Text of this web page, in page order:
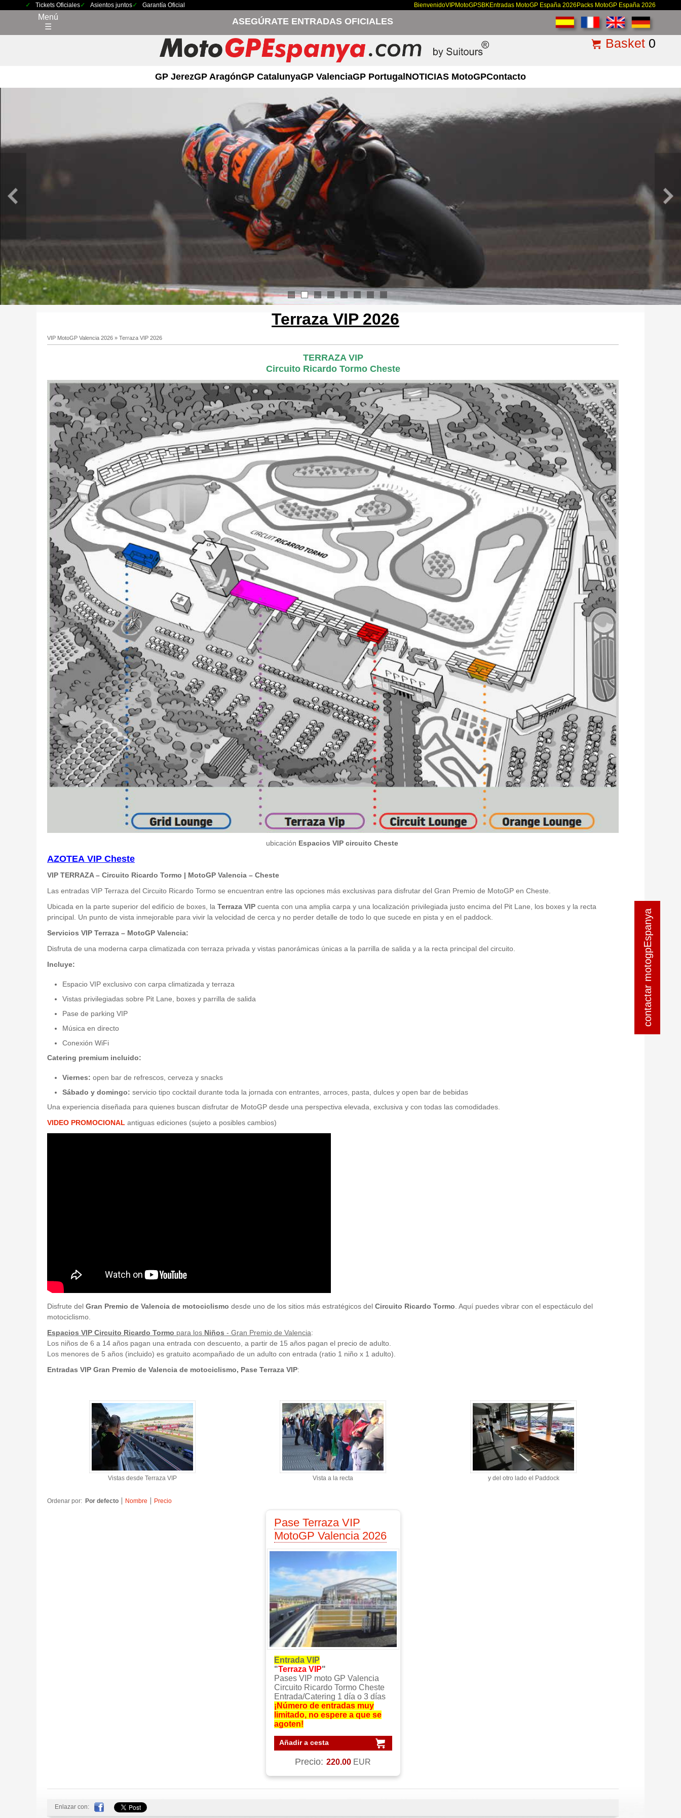
Tickets Oficiales Asientos juntos Garantía Oficial BienvenidoVIPMotoGPSBKEntradas MotoGP España 2026 Packs MotoGP España 2026
Menú
☰
ASEGÚRATE ENTRADAS OFICIALES
Basket 0
GP JerezGP AragónGP CatalunyaGP ValenciaGP PortugalNOTICIAS MotoGPContacto
1 3 4
contactar motogpEspanya
contactar motogpEspanya
Terraza VIP 2026
VIP MotoGP Valencia 2026 » Terraza VIP 2026
TERRAZA VIP
Circuito Ricardo Tormo Cheste
ubicación Espacios VIP circuito Cheste
AZOTEA VIP Cheste
VIP TERRAZA – Circuito Ricardo Tormo | MotoGP Valencia – Cheste
Las entradas VIP Terraza del Circuito Ricardo Tormo se encuentran entre las opciones más exclusivas para disfrutar del Gran Premio de MotoGP en Cheste.
Ubicada en la parte superior del edificio de boxes, la Terraza VIP cuenta con una amplia carpa y una localización privilegiada justo encima del Pit Lane, los boxes y la recta
principal. Un punto de vista inmejorable para vivir la velocidad de cerca y no perder detalle de todo lo que sucede en pista y en el paddock.
Servicios VIP Terraza – MotoGP Valencia:
Disfruta de una moderna carpa climatizada con terraza privada y vistas panorámicas únicas a la parrilla de salida y a la recta principal del circuito.
Incluye:
Espacio VIP exclusivo con carpa climatizada y terraza
Vistas privilegiadas sobre Pit Lane, boxes y parrilla de salida
Pase de parking VIP
Música en directo
Conexión WiFi
Catering premium incluido:
Viernes: open bar de refrescos, cerveza y snacks
Sábado y domingo: servicio tipo cocktail durante toda la jornada con entrantes, arroces, pasta, dulces y open bar de bebidas
Una experiencia diseñada para quienes buscan disfrutar de MotoGP desde una perspectiva elevada, exclusiva y con todas las comodidades.
VIDEO PROMOCIONAL antiguas ediciones (sujeto a posibles cambios)
Disfrute del Gran Premio de Valencia de motociclismo desde uno de los sitios más estratégicos del Circuito Ricardo Tormo. Aquí puedes vibrar con el espectáculo del
motociclismo.
Espacios VIP Circuito Ricardo Tormo para los Niños - Gran Premio de Valencia:
Los niños de 6 a 14 años pagan una entrada con descuento, a partir de 15 años pagan el precio de adulto.
Los menores de 5 años (incluido) es gratuito acompañado de un adulto con entrada (ratio 1 niño x 1 adulto).
Entradas VIP Gran Premio de Valencia de motociclismo, Pase Terraza VIP:
Vistas desde Terraza VIP Vista a la recta y del otro lado el Paddock
Ordenar por: Por defecto Nombre Precio
Pase Terraza VIP
MotoGP Valencia 2026
Entrada VIP
"Terraza VIP"
Pases VIP moto GP Valencia
Circuito Ricardo Tormo Cheste
Entrada/Catering 1 día o 3 días
¡Número de entradas muy
limitado, no espere a que se
agoten!
Añadir a cesta
Precio: 220.00 EUR
Enlazar con: